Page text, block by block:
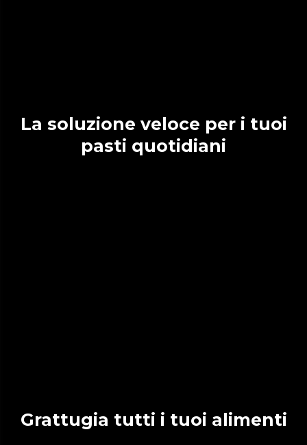
La soluzione veloce per i tuoi
pasti quotidiani
Grattugia tutti i tuoi alimenti